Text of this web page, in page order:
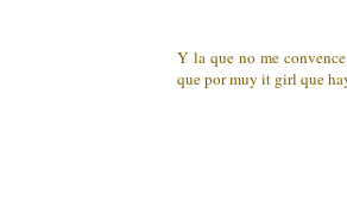
Y la que no me
que por muy it girl que